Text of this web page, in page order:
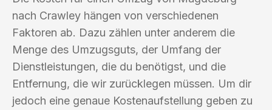
nach Crawley hängen von verschiedenen
Faktoren ab. Dazu zählen unter anderem die
Menge des Umzugsguts, der Umfang der
Dienstleistungen, die du benötigst, und die
Entfernung, die wir zurücklegen müssen. Um dir
jedoch eine genaue Kostenaufstellung geben zu